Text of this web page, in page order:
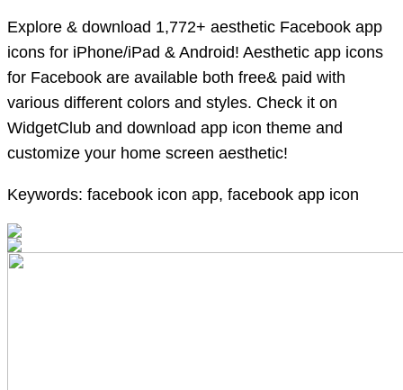
Explore & download 1,772+ aesthetic Facebook app
icons for iPhone/iPad & Android! Aesthetic app icons
for Facebook are available both free& paid with
various different colors and styles. Check it on
WidgetClub and download app icon theme and
customize your home screen aesthetic!
Keywords: facebook icon app, facebook app icon